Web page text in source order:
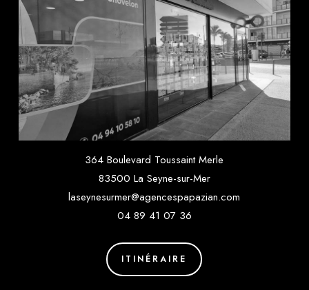
364 Boulevard Toussaint Merle
83500 La Seyne-sur-Mer
laseynesurmer@agencespapazian.com
04 89 41 07 36
ITINÉRAIRE